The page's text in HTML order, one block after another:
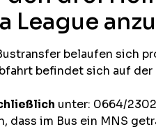
League
belaufen sich
befindet sich auf
unter: 0664/
dass im Bus ein MNS